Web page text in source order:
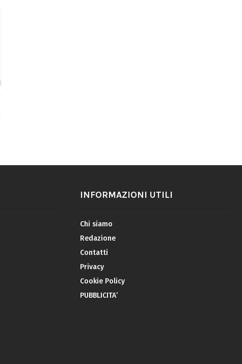
INFORMAZIONI UTILI
Chi siamo
Redazione
Contatti
Privacy
Cookie Policy
PUBBLICITA’